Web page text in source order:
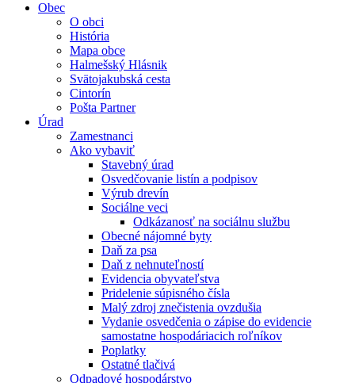
Obec
O obci
História
Mapa obce
Halmešský Hlásnik
Svätojakubská cesta
Cintorín
Pošta Partner
Úrad
Zamestnanci
Ako vybaviť
Stavebný úrad
Osvedčovanie listín a podpisov
Výrub drevín
Sociálne veci
Odkázanosť na sociálnu službu
Obecné nájomné byty
Daň za psa
Daň z nehnuteľností
Evidencia obyvateľstva
Pridelenie súpisného čísla
Malý zdroj znečistenia ovzdušia
Vydanie osvedčenia o zápise do evidencie
samostatne hospodáriacich roľníkov
Poplatky
Ostatné tlačivá
Odpadové hospodárstvo